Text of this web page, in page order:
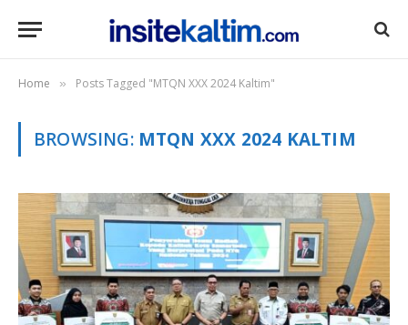
Home » Posts Tagged "MTQN XXX 2024 Kaltim"
BROWSING: MTQN XXX 2024 KALTIM